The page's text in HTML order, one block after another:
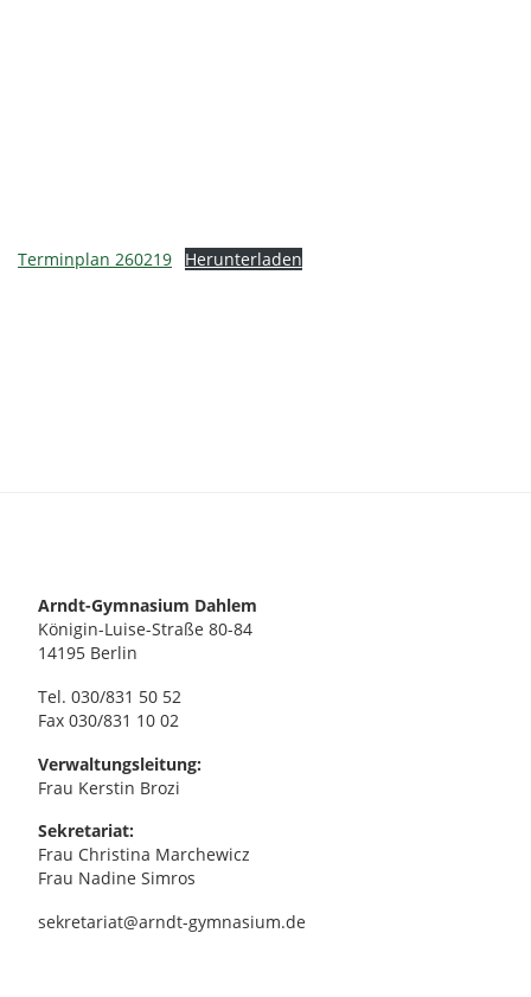
Terminplan 260219 Herunterladen
Arndt-Gymnasium Dahlem
Königin-Luise-Straße 80-84
14195 Berlin
Tel. 030/831 50 52
Fax 030/831 10 02
Verwaltungsleitung:
Frau Kerstin Brozi
Sekretariat:
Frau Christina Marchewicz
Frau Nadine Simros
sekretariat@arndt-gymnasium.de